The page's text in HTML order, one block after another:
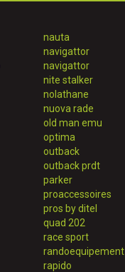
nauta
navigattor
navigattor
nite stalker
nolathane
nuova rade
old man emu
optima
outback
outback prdt
parker
proaccessoires
pros by ditel
quad 202
race sport
randoequipement
rapido